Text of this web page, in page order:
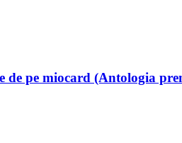
de pe miocard (Antologia